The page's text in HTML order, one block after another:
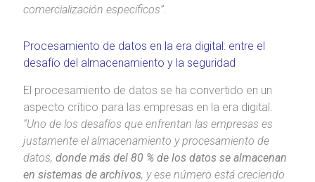
comercialización específicos”.
Procesamiento de datos en la era digital: entre el
desafío del almacenamiento y la seguridad
El procesamiento de datos se ha convertido en un
aspecto crítico para las empresas en la era digital.
“Uno de los desafíos que enfrentan las empresas es
justamente el almacenamiento y procesamiento de
datos, donde más del 80 % de los datos se almacenan
en sistemas de archivos, y ese número está creciendo